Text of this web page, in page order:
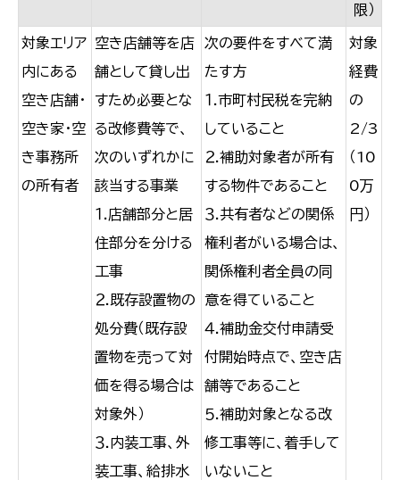
限 ）
対象エリア
内にある
空き店舗・
空き家・空
き事務所
の所有者
空き店舗等を店
舗として貸し出
すため必要とな
る改修費等で、
次のいずれかに
該当する事業
１.店舗部分と居
住部分を分ける
工事
２.既存設置物の
処分費（既存設
置物を売って対
価を得る場合は
対象外）
３.内装工事、外
装工事、給排水
次の要件をすべて満
たす方
１.市町村民税を完納
していること
２.補助対象者が所有
する物件であること
３.共有者などの関係
権利者がいる場合は、
関係権利者全員の同
意を得ていること
４.補助金交付申請受
付開始時点で、空き店
舗等であること
５.補助対象となる改
修工事等に、着手して
いないこと
対象
経費
の
2/3
（10
0万
円）